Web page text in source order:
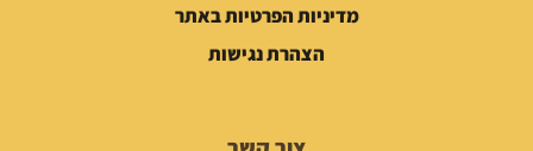
מדיניות הפרטיות באתר
הצהרת נגישות